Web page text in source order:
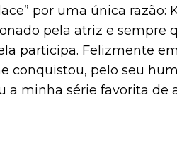
por uma única razão:
pela atriz e sempre
participa. Felizmente
conquistou, pelo seu
a minha série favorita de